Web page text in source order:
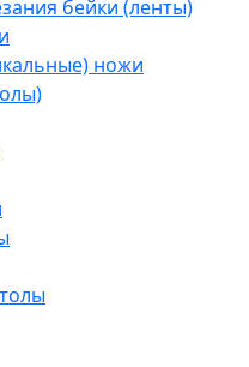
бейки (ленты)
ножи